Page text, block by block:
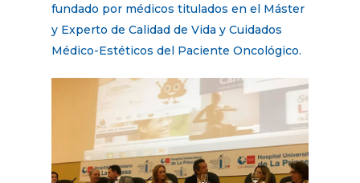
fundado por médicos titulados en el Máster
y Experto de Calidad de Vida y Cuidados
Médico-Estéticos del Paciente Oncológico.